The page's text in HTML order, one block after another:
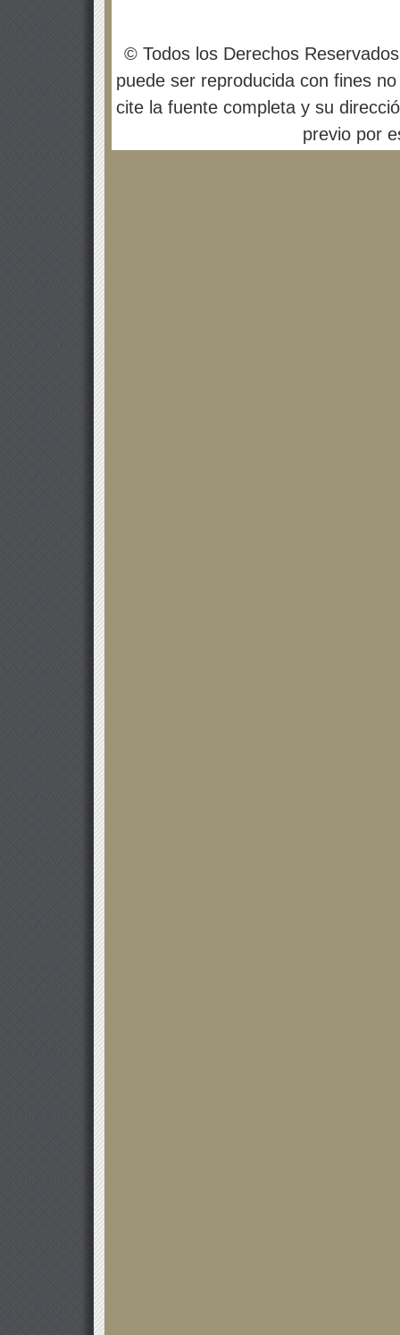
© Todos los Derechos
puede ser reproducida con fines
cite la fuente completa y su
previo por